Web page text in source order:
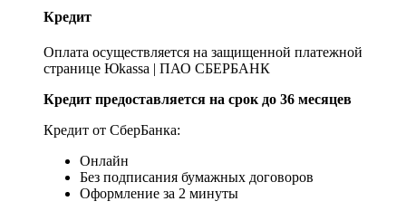
Кредит
Оплата осуществляется на защищенной платежной
странице Юkassa | ПАО СБЕРБАНК
Кредит предоставляется на срок до 36 месяцев
Кредит от СберБанка:
Онлайн
Без подписания бумажных договоров
Оформление за 2 минуты